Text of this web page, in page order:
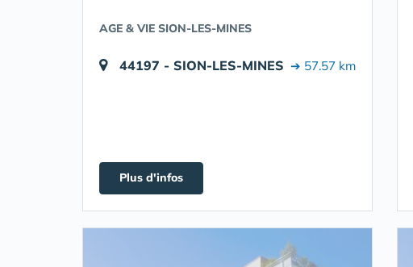
AGE & VIE SION-LES-MINES
44197 - SION-LES-MINES ➔ 57.57 km
Plus d'infos